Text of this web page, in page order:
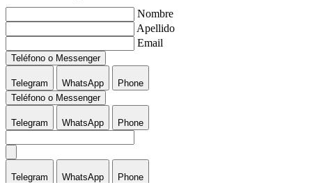
Nombre
Apellido
Email
Teléfono o Messenger
Telegram WhatsApp
Phone
Teléfono o Messenger
Telegram WhatsApp Phone
Telegram WhatsApp Phone